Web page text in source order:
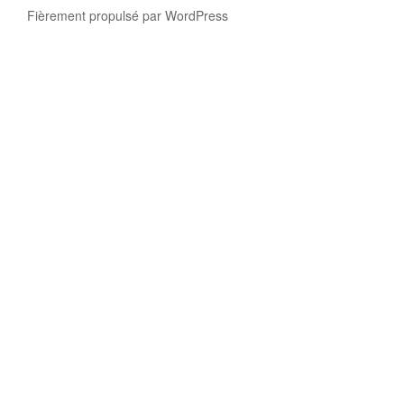
Fièrement propulsé par WordPress